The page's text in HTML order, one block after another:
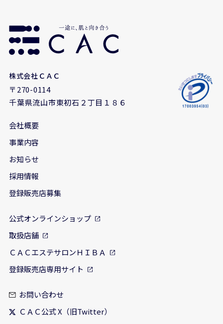
株式会社ＣＡＣ
〒270-0114
千葉県流山市東初石２丁目１８６
会社概要
事業内容
お知らせ
採用情報
登録販売店募集
公式オンラインショップ
取扱店舗
ＣＡＣエステサロンＨＩＢＡ
登録販売店専用サイト
お問い合わせ
ＣＡＣ公式 X（旧Twitter）